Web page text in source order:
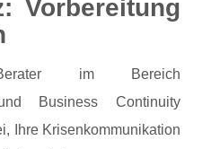
Vorbereitung
im Bereich
und Business Continuity
Ihre Krisenkommunikation